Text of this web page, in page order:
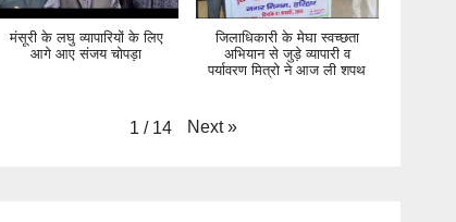
मंसूरी के लघु व्यापारियों के लिए
आगे आए संजय चोपड़ा
जिलाधिकारी के मेघा स्वच्छता
अभियान से जुड़े व्यापारी व
पर्यावरण मित्रो ने आज ली शपथ
1 / 14 Next »